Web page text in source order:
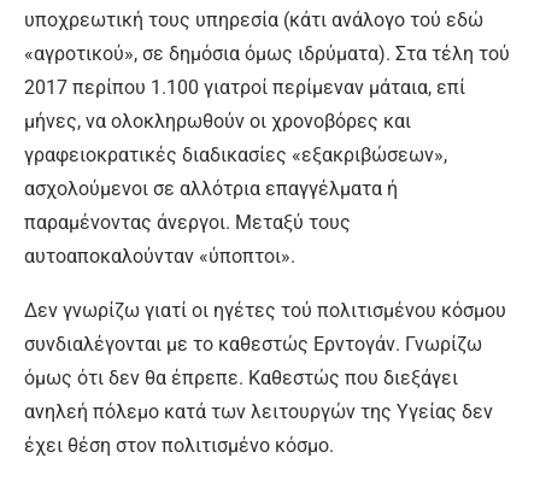
υποχρεωτική τους υπηρεσία (κάτι ανάλογο τού εδώ
«αγροτικού», σε δημόσια όμως ιδρύματα). Στα τέλη τού
2017 περίπου 1.100 γιατροί περίμεναν μάταια, επί
μήνες, να ολοκληρωθούν οι χρονοβόρες και
γραφειοκρατικές διαδικασίες «εξακριβώσεων»,
ασχολούμενοι σε αλλότρια επαγγέλματα ή
παραμένοντας άνεργοι. Μεταξύ τους
αυτοαποκαλούνταν «ύποπτοι».
Δεν γνωρίζω γιατί οι ηγέτες τού πολιτισμένου κόσμου
συνδιαλέγονται με το καθεστώς Ερντογάν. Γνωρίζω
όμως ότι δεν θα έπρεπε. Καθεστώς που διεξάγει
ανηλεή πόλεμο κατά των λειτουργών της Υγείας δεν
έχει θέση στον πολιτισμένο κόσμο.